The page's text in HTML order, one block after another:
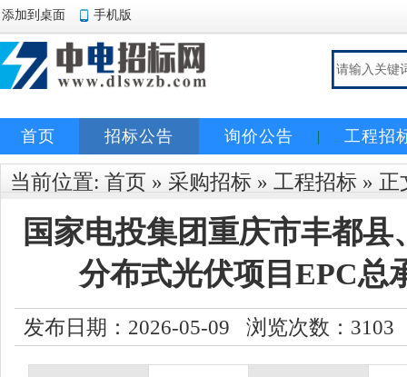
添加到桌面 手机版
首页 招标公告 询价公告 工程招
当前位置: 首页 » 采购招标 » 工程招标 » 正
国家电投集团重庆市丰都
分布式光伏项目EPC总
发布日期：2026-05-09 浏览次数： 3103